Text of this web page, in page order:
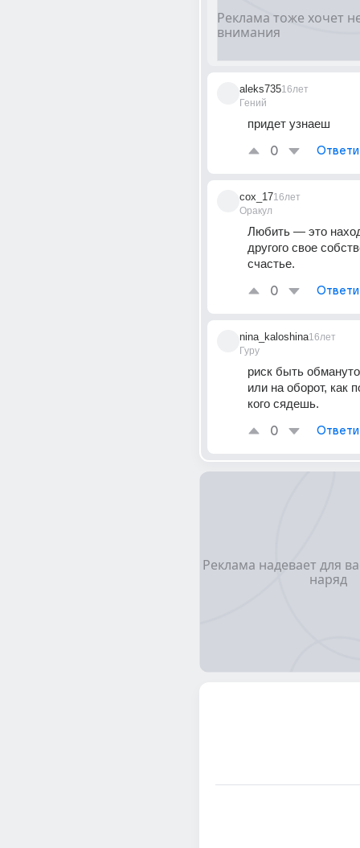
aleks735
Гений
16лет
придет узнаеш
0
cox_17
Оракул
16лет
Любить — это
другого свое
счастье.
0
nina_kaloshina
Гуру
16лет
риск быть
или на оборот, как
кого сядешь.
0